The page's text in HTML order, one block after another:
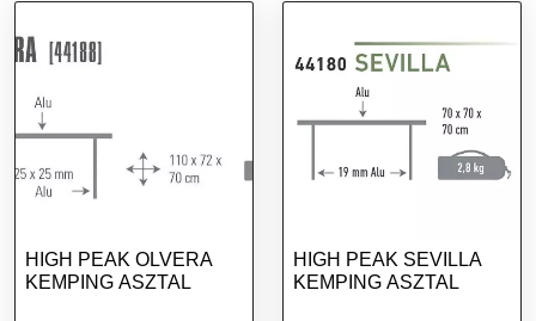
HIGH PEAK OLVERA
KEMPING ASZTAL
HIGH PEAK SEVILLA
KEMPING ASZTAL